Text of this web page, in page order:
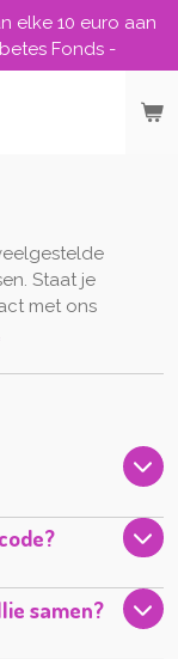
elke 10 euro aan
Fonds -
Staat je
met ons
samen?